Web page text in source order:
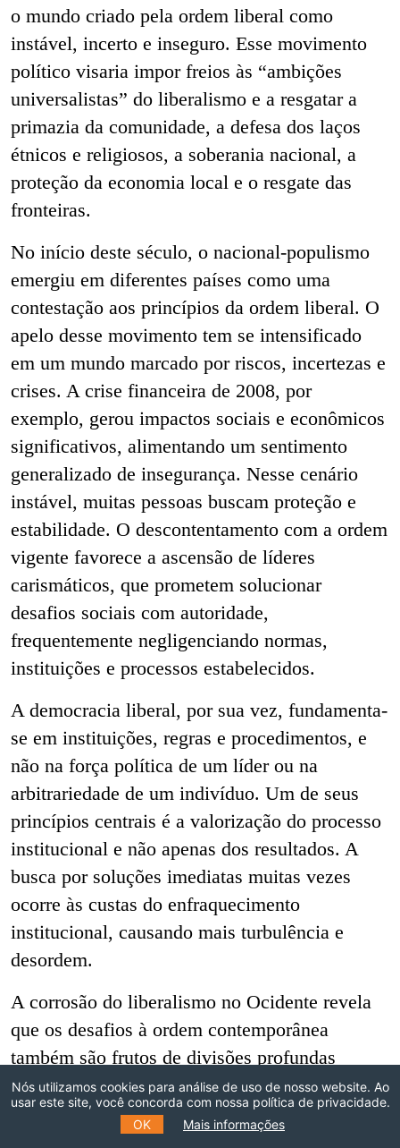
o mundo criado pela ordem liberal como
instável, incerto e inseguro. Esse movimento
político visaria impor freios às “ambições
universalistas” do liberalismo e a resgatar a
primazia da comunidade, a defesa dos laços
étnicos e religiosos, a soberania nacional, a
proteção da economia local e o resgate das
fronteiras.
No início deste século, o nacional-populismo
emergiu em diferentes países como uma
contestação aos princípios da ordem liberal. O
apelo desse movimento tem se intensificado
em um mundo marcado por riscos, incertezas e
crises. A crise financeira de 2008, por
exemplo, gerou impactos sociais e econômicos
significativos, alimentando um sentimento
generalizado de insegurança. Nesse cenário
instável, muitas pessoas buscam proteção e
estabilidade. O descontentamento com a ordem
vigente favorece a ascensão de líderes
carismáticos, que prometem solucionar
desafios sociais com autoridade,
frequentemente negligenciando normas,
instituições e processos estabelecidos.
A democracia liberal, por sua vez, fundamenta-
se em instituições, regras e procedimentos, e
não na força política de um líder ou na
arbitrariedade de um indivíduo. Um de seus
princípios centrais é a valorização do processo
institucional e não apenas dos resultados. A
busca por soluções imediatas muitas vezes
ocorre às custas do enfraquecimento
institucional, causando mais turbulência e
desordem.
A corrosão do liberalismo no Ocidente revela
que os desafios à ordem contemporânea
também são frutos de divisões profundas
dentro das próprias democracias de mercado.
Esse processo de fragmentação interna não
apenas redefine o contexto político doméstico,
Nós utilizamos cookies para análise de uso de nosso website. Ao
usar este site, você concorda com nossa política de privacidade.
OK
Mais informações